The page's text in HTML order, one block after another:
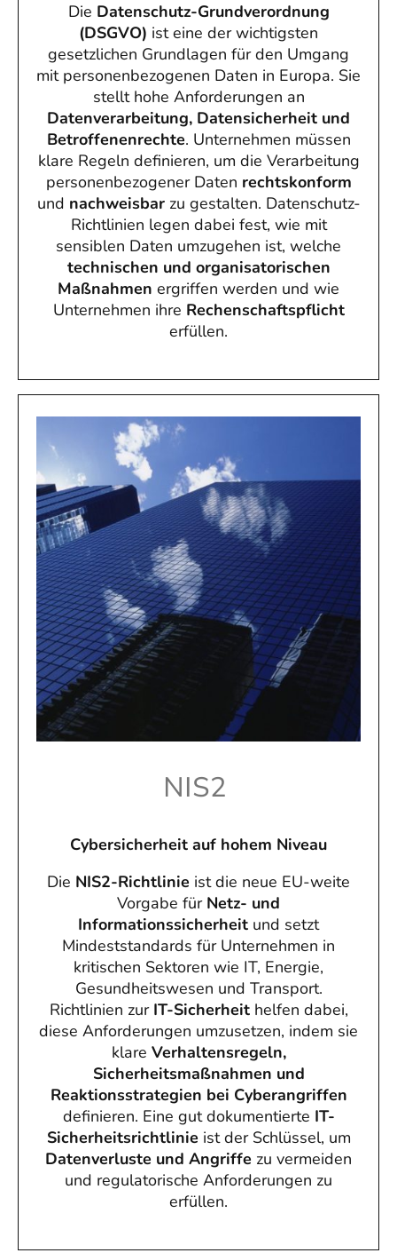
Die Datenschutz-Grundverordnung
(DSGVO) ist eine der wichtigsten
gesetzlichen Grundlagen für den Umgang
mit personenbezogenen Daten in Europa. Sie
stellt hohe Anforderungen an
Datenverarbeitung, Datensicherheit und
Betroffenenrechte. Unternehmen müssen
klare Regeln definieren, um die Verarbeitung
personenbezogener Daten rechtskonform
und nachweisbarzu gestalten. Datenschutz-
Richtlinien legen dabei fest, wie mit
sensiblen Daten umzugehen ist, welche
technischen und organisatorischen
Maßnahmen ergriffen werden und wie
Unternehmen ihre Rechenschaftspflicht
erfüllen.
NIS2
Cybersicherheit auf hohem Niveau
Die NIS2-Richtlinie ist die neue EU-weite
Vorgabe für Netz- und
Informationssicherheit und setzt
Mindeststandards für Unternehmen in
kritischen Sektoren wie IT, Energie,
Gesundheitswesen und Transport.
Richtlinien zur IT-Sicherheithelfen dabei,
diese Anforderungen umzusetzen, indem sie
klare Verhaltensregeln,
Sicherheitsmaßnahmen und
Reaktionsstrategien bei Cyberangriffen
definieren. Eine gut dokumentierte IT-
Sicherheitsrichtlinie ist der Schlüssel, um
Datenverluste und Angriffe zu vermeiden
und regulatorische Anforderungen zu
erfüllen.